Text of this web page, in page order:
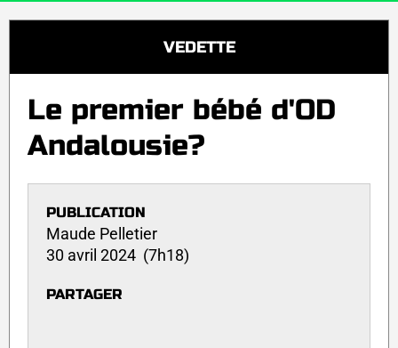
VEDETTE
Le premier bébé d'OD
Andalousie?
PUBLICATION
Maude Pelletier
30 avril 2024 (7h18)
PARTAGER